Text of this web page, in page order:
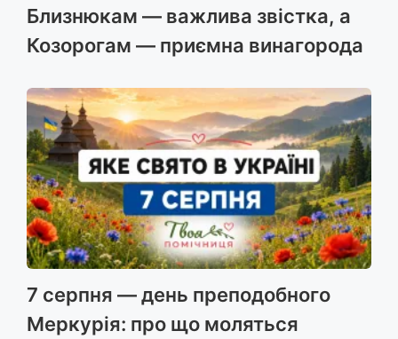
Близнюкам — важлива звістка, а
Козорогам — приємна винагорода
7 серпня — день преподобного
Меркурія: про що моляться